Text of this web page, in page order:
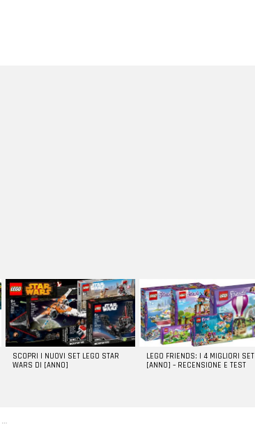
SCOPRI I NUOVI SET LEGO STAR
WARS DI [ANNO]
LEGO FRIENDS: I 4 MIGLIORI SET
[ANNO] – RECENSIONE E TEST